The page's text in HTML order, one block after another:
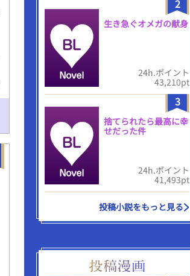
2
生き急ぐオメガの献身
24h.ポイント
43,210pt
3
捨てられたら最高に幸
せだった件
24h.ポイント
41,493pt
投稿小説をもっと見る